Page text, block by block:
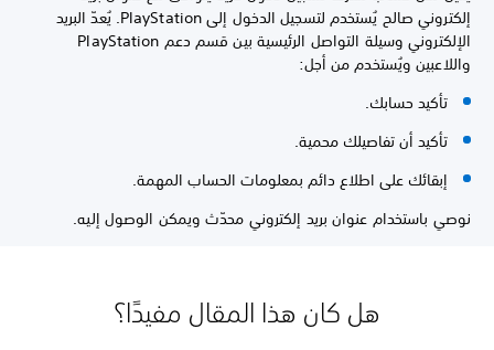
إلكتروني صالح يُستخدم لتسجيل الدخول إلى PlayStation. يُعدّ البريد
الإلكتروني وسيلة التواصل الرئيسية بين قسم دعم PlayStation
واللاعبين ويُستخدم من أجل:
تأكيد حسابك.
تأكيد أن تفاصيلك محمية.
إبقائك على اطلاع دائم بمعلومات الحساب المهمة.
نوصي باستخدام عنوان بريد إلكتروني محدّث ويمكن الوصول إليه.
هل كان هذا المقال مفيدًا؟